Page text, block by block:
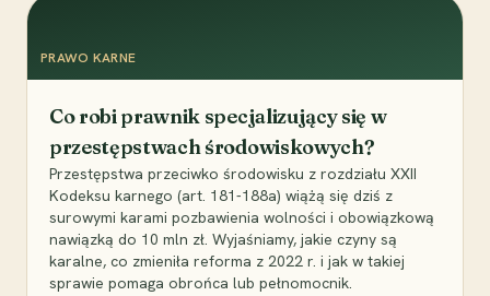
PRAWO KARNE
Co robi prawnik specjalizujący się w
przestępstwach środowiskowych?
Przestępstwa przeciwko środowisku z rozdziału XXII
Kodeksu karnego (art. 181-188a) wiążą się dziś z
surowymi karami pozbawienia wolności i obowiązkową
nawiązką do 10 mln zł. Wyjaśniamy, jakie czyny są
karalne, co zmieniła reforma z 2022 r. i jak w takiej
sprawie pomaga obrońca lub pełnomocnik.